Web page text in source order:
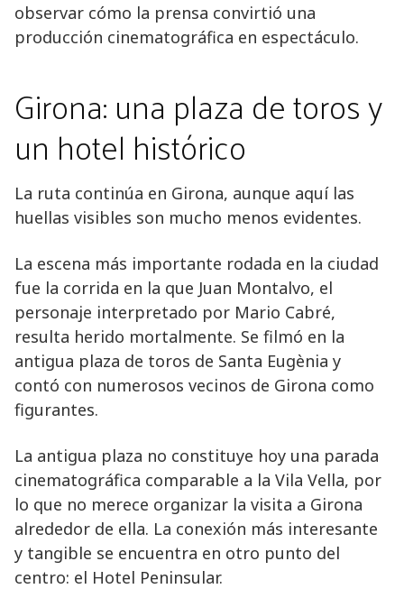
observar cómo la prensa convirtió una
producción cinematográfica en espectáculo.
Girona: una plaza de toros y
un hotel histórico
La ruta continúa en Girona, aunque aquí las
huellas visibles son mucho menos evidentes.
La escena más importante rodada en la ciudad
fue la corrida en la que Juan Montalvo, el
personaje interpretado por Mario Cabré,
resulta herido mortalmente. Se filmó en la
antigua plaza de toros de Santa Eugènia y
contó con numerosos vecinos de Girona como
figurantes.
La antigua plaza no constituye hoy una parada
cinematográfica comparable a la Vila Vella, por
lo que no merece organizar la visita a Girona
alrededor de ella. La conexión más interesante
y tangible se encuentra en otro punto del
centro: el Hotel Peninsular.